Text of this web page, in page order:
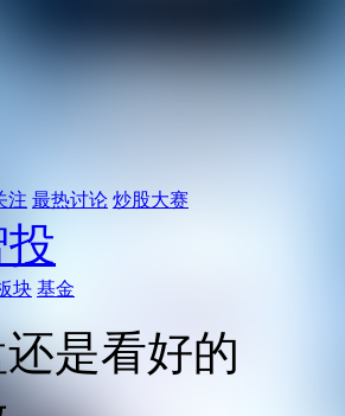
注 最热讨论 炒股大赛
块 基金
是看好的